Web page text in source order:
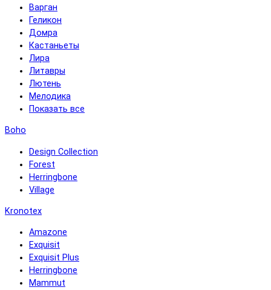
Варган
Геликон
Домра
Кастаньеты
Лира
Литавры
Лютень
Мелодика
Показать все
Boho
Design Collection
Forest
Herringbone
Village
Kronotex
Amazone
Exquisit
Exquisit Plus
Herringbone
Mammut